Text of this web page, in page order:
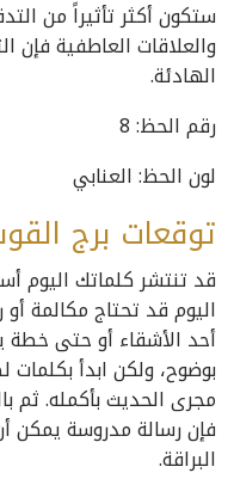
ستكون أكثر تأثيراً من
والعلاقات العاطفية فإن
الهادئة.
رقم الحظ: 8
لون الحظ: العنابي
توقعات برج
قد تنتشر كلماتك اليوم
اليوم قد تحتاج مكالمة
أحد الأشقاء أو حتى خطة
بوضوح، ولكن ابدأ بكلمات
مجرى الحديث بأكمله. ثم
فإن رسالة مدروسة يمكن
البراقة.